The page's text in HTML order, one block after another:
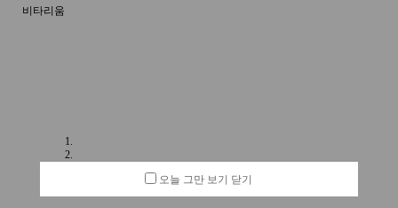
비타리움
오늘 그만 보기 닫기